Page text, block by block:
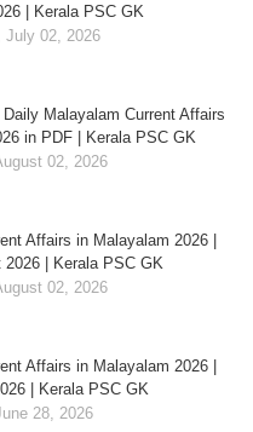
| Kerala PSC GK
July 02, 2026
Daily Malayalam Current Affairs
in PDF | Kerala PSC GK
02, 2026
Affairs in Malayalam 2026 |
2026 | Kerala PSC GK
02, 2026
Affairs in Malayalam 2026 |
| Kerala PSC GK
28, 2026